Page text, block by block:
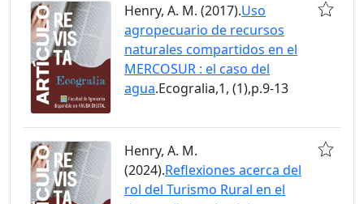
Henry, A. M. (2017).Uso
agropecuario de recursos
naturales compartidos en el
MERCOSUR : el caso del
agua.Ecogralia,1, (1),p.9-13
Henry, A. M.
(2024).Reflexiones acerca del
rol del Turismo Rural en el